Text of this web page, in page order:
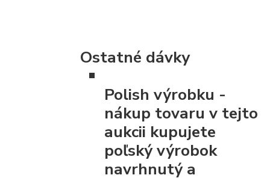
Ostatné dávky
Polish výrobku -
nákup tovaru v tejto
aukcii kupujete
poľský výrobok
navrhnutý a